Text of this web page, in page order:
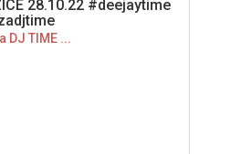
28.10.22 #deejaytime
DJ TIME ...